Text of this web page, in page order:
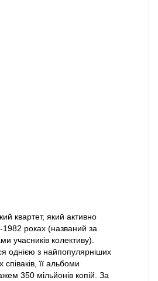
квартет, який активно
1982 роках (названий за
учасників колективу).
однією з найпопулярніших
її альбоми
350 мільйонів копій. За